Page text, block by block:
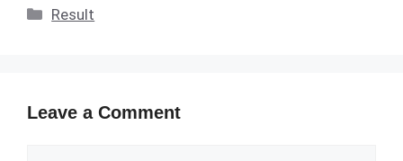
Categories
Result
Leave a Comment